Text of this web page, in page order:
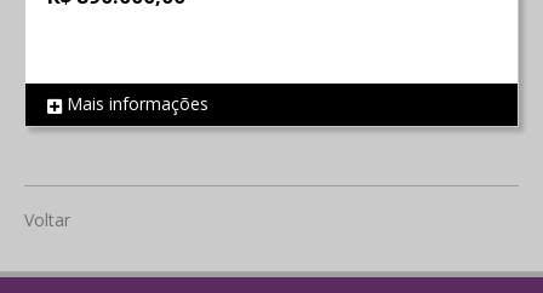
REF 2006
Mais informações
Voltar